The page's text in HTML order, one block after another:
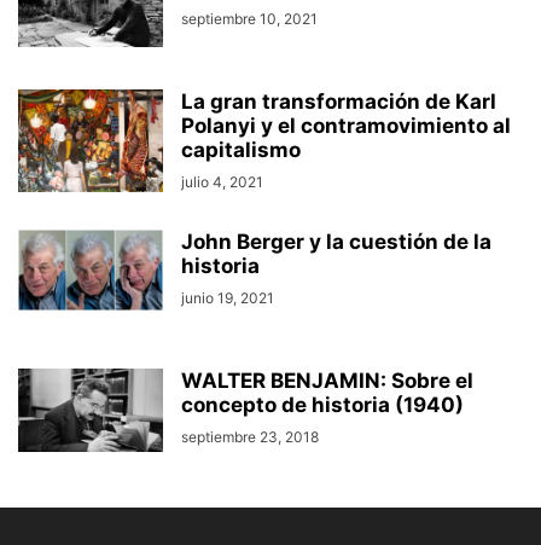
septiembre 10, 2021
La gran transformación de Karl
Polanyi y el contramovimiento al
capitalismo
julio 4, 2021
John Berger y la cuestión de la
historia
junio 19, 2021
WALTER BENJAMIN: Sobre el
concepto de historia (1940)
septiembre 23, 2018